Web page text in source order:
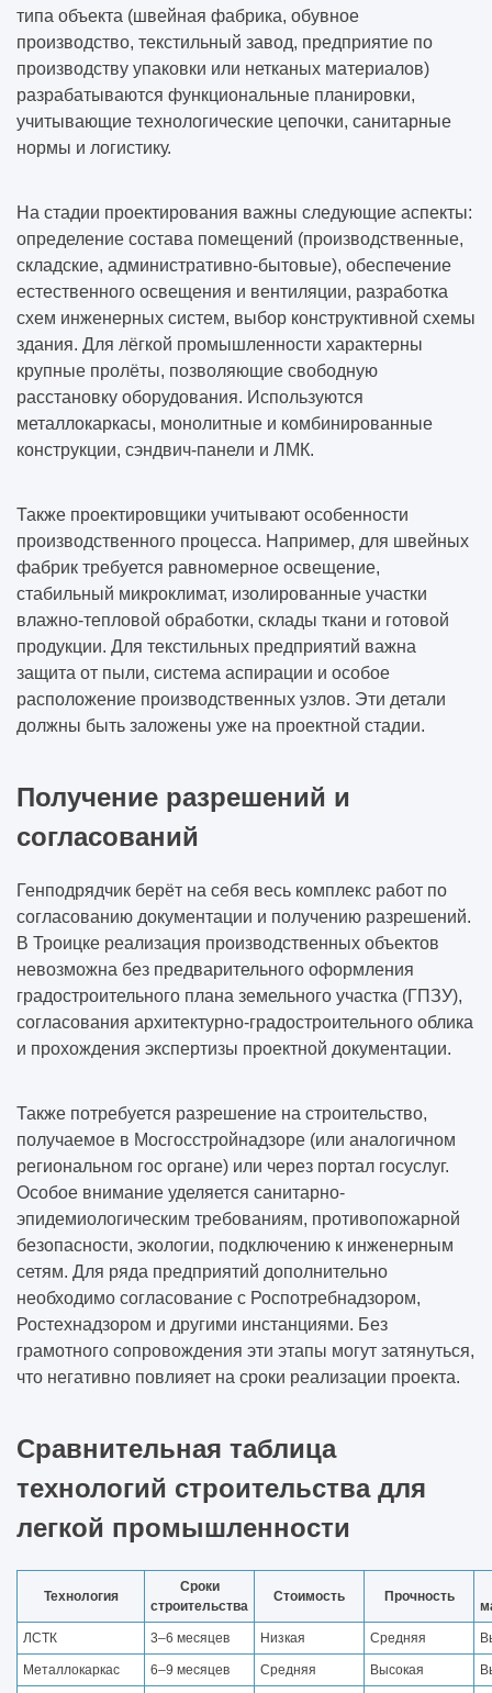
типа объекта (швейная фабрика, обувное
производство, текстильный завод, предприятие по
производству упаковки или нетканых материалов)
разрабатываются функциональные планировки,
учитывающие технологические цепочки, санитарные
нормы и логистику.
На стадии проектирования важны следующие аспекты:
определение состава помещений (производственные,
складские, административно-бытовые), обеспечение
естественного освещения и вентиляции, разработка
схем инженерных систем, выбор конструктивной схемы
здания. Для лёгкой промышленности характерны
крупные пролёты, позволяющие свободную
расстановку оборудования. Используются
металлокаркасы, монолитные и комбинированные
конструкции, сэндвич-панели и ЛМК.
Также проектировщики учитывают особенности
производственного процесса. Например, для швейных
фабрик требуется равномерное освещение,
стабильный микроклимат, изолированные участки
влажно-тепловой обработки, склады ткани и готовой
продукции. Для текстильных предприятий важна
защита от пыли, система аспирации и особое
расположение производственных узлов. Эти детали
должны быть заложены уже на проектной стадии.
Получение разрешений и
согласований
Генподрядчик берёт на себя весь комплекс работ по
согласованию документации и получению разрешений.
В Троицке реализация производственных объектов
невозможна без предварительного оформления
градостроительного плана земельного участка (ГПЗУ),
согласования архитектурно-градостроительного облика
и прохождения экспертизы проектной документации.
Также потребуется разрешение на строительство,
получаемое в Мосгосстройнадзоре (или аналогичном
региональном гос органе) или через портал госуслуг.
Особое внимание уделяется санитарно-
эпидемиологическим требованиям, противопожарной
безопасности, экологии, подключению к инженерным
сетям. Для ряда предприятий дополнительно
необходимо согласование с Роспотребнадзором,
Ростехнадзором и другими инстанциями. Без
грамотного сопровождения эти этапы могут затянуться,
что негативно повлияет на сроки реализации проекта.
Сравнительная таблица
технологий строительства для
легкой промышленности
Технология
Сроки
строительства
Стоимость Прочность
ЛСТК 3–6 месяцев Низкая Средняя
Металлокаркас 6–9 месяцев Средняя Высокая